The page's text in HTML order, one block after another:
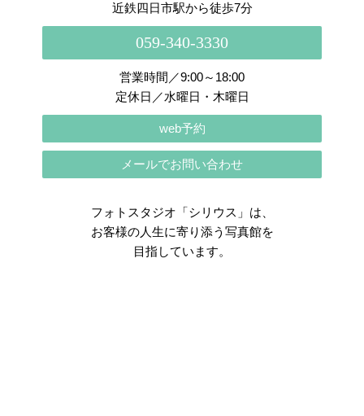
近鉄四日市駅から徒歩7分
059-340-3330
営業時間／9:00～18:00
定休日／水曜日・木曜日
web予約
メールでお問い合わせ
フォトスタジオ「シリウス」は、
お客様の人生に寄り添う写真館を
目指しています。